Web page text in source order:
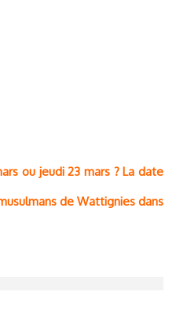
ou jeudi 23 mars ? La date
de Wattignies dans